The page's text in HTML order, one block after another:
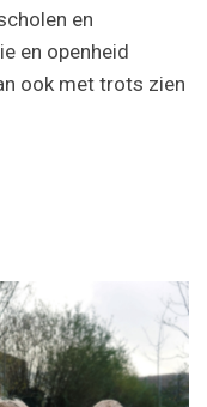
en
en openheid
ook met trots zien